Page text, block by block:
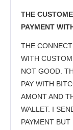
THE
PAYMENT
THE
WITH
NOT GOOD.
PAY WITH
AMONT AND
WALLET. I
PAYMENT